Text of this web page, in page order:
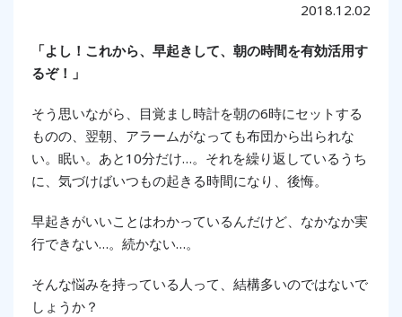
2018.12.02
「よし！これから、早起きして、朝の時間を有効活用す
るぞ！」
そう思いながら、目覚まし時計を朝の6時にセットする
ものの、翌朝、アラームがなっても布団から出られな
い。眠い。あと10分だけ…。それを繰り返しているうち
に、気づけばいつもの起きる時間になり、後悔。
早起きがいいことはわかっているんだけど、なかなか実
行できない…。続かない…。
そんな悩みを持っている人って、結構多いのではないで
しょうか？